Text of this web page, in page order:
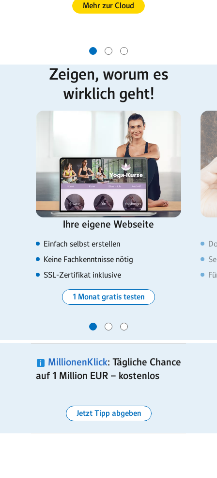
Mehr zur Cloud
Zeigen, worum es
wirklich geht!
Ihre eigene Webseite
Einfach selbst erstellen
Keine Fachkenntnisse nötig
SSL-Zertifikat inklusive
1 Monat gratis testen
Weitere Produkte:
MailCheck
MillionenKlick: Tägliche Chance
auf 1 Million EUR – kostenlos
Jetzt Tipp abgeben